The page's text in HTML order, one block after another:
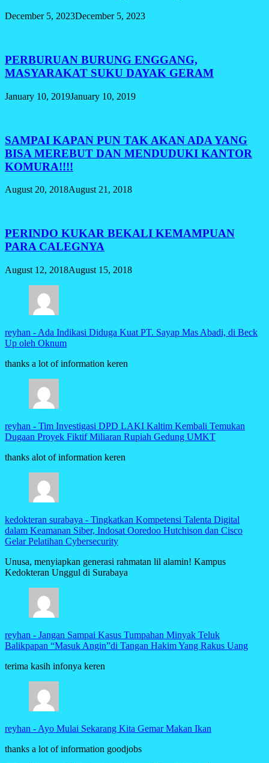
December 5, 2023December 5, 2023
PERBURUAN BURUNG ENGGANG,
MASYARAKAT SUKU DAYAK GERAM
January 10, 2019January 10, 2019
SAMPAI KAPAN PUN TAK AKAN ADA YANG
BISA MEREBUT DAN MENDUDUKI KANTOR
KOMURA!!!!
August 20, 2018August 21, 2018
PERINDO KUKAR BEKALI KEMAMPUAN
PARA CALEGNYA
August 12, 2018August 15, 2018
reyhan - Ada Indikasi Diduga Kuat PT. Sayap Mas Abadi, di Beck
Up oleh Oknum
thanks a lot of information keren
reyhan - Tim Investigasi DPD LAKI Kaltim Kembali Temukan
Dugaan Proyek Fiktif Miliaran Rupiah Gedung UMKT
thanks alot of information keren
kedokteran surabaya - Tingkatkan Kompetensi Talenta Digital
dalam Keamanan Siber, Indosat Ooredoo Hutchison dan Cisco
Gelar Pelatihan Cybersecurity
Unusa, menyiapkan generasi rahmatan lil alamin! Kampus
Kedokteran Unggul di Surabaya
reyhan - Jangan Sampai Kasus Tumpahan Minyak Teluk
Balikpapan “Masuk Angin”di Tangan Hakim Yang Rakus Uang
terima kasih infonya keren
reyhan - Ayo Mulai Sekarang Kita Gemar Makan Ikan
thanks a lot of information goodjobs